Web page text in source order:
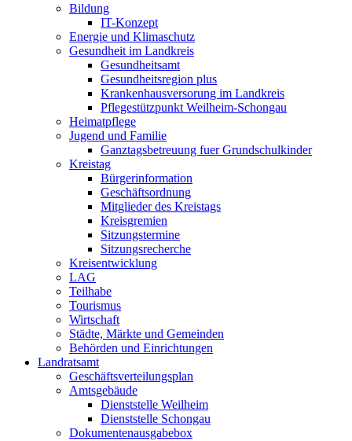
Bildung
IT-Konzept
Energie und Klimaschutz
Gesundheit im Landkreis
Gesundheitsamt
Gesundheitsregion plus
Krankenhausversorung im Landkreis
Pflegestützpunkt Weilheim-Schongau
Heimatpflege
Jugend und Familie
Ganztagsbetreuung fuer Grundschulkinder
Kreistag
Bürgerinformation
Geschäftsordnung
Mitglieder des Kreistags
Kreisgremien
Sitzungstermine
Sitzungsrecherche
Kreisentwicklung
LAG
Teilhabe
Tourismus
Wirtschaft
Städte, Märkte und Gemeinden
Behörden und Einrichtungen
Landratsamt
Geschäftsverteilungsplan
Amtsgebäude
Dienststelle Weilheim
Dienststelle Schongau
Dokumentenausgabebox